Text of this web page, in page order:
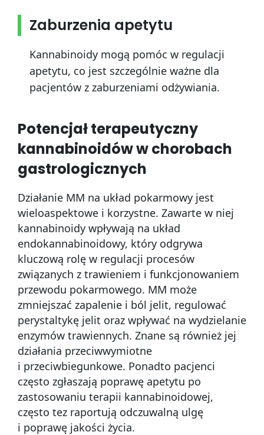
Zaburzenia apetytu
Kannabinoidy mogą pomóc w regulacji
apetytu, co jest szczególnie ważne dla
pacjentów z zaburzeniami odżywiania.
Potencjał terapeutyczny
kannabinoidów w chorobach
gastrologicznych
Działanie MM na układ pokarmowy jest
wieloaspektowe i korzystne. Zawarte w niej
kannabinoidy wpływają na układ
endokannabinoidowy, który odgrywa
kluczową rolę w regulacji procesów
związanych z trawieniem i funkcjonowaniem
przewodu pokarmowego. MM może
zmniejszać zapalenie i ból jelit, regulować
perystaltykę jelit oraz wpływać na wydzielanie
enzymów trawiennych. Znane są również jej
działania przeciwwymiotne
i przeciwbiegunkowe. Ponadto pacjenci
często zgłaszają poprawę apetytu po
zastosowaniu terapii kannabinoidowej,
często tez raportują odczuwalną ulgę
i poprawę jakości życia.